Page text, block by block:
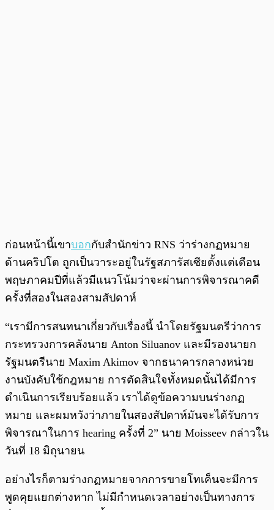
ก่อนหน้านี้เขาบอกกับสำนักข่าว RNS ว่าร่างกฏหมาย
ด้านคริปโต ถูกเป็นวาระอยู่ในรัฐสภารัสเซียตั้งแต่เดือน
พฤษภาคมปีที่แล้วมีแนวโน้มว่าจะผ่านการพิจารณาคดี
ครั้งที่สองในสองสามสัปดาห์
“เรามีการสนทนาเกี่ยวกับเรื่องนี้ นำโดยรัฐมนตรีว่าการ
กระทรวงการคลังนาย Anton Siluanov และมีรองนายก
รัฐมนตรีนาย Maxim Akimov จากธนาคารกลางหน่วย
งานบังคับใช้กฎหมาย การตัดสินใจทั้งหมดนั้นได้มีการ
ดำเนินการเรียบร้อยแล้ว เราได้ดูข้อความบนร่างกฏ
หมาย และผมหวังว่าภายในสองสัปดาห์มันจะได้รับการ
พิจารณาในการ hearing ครั้งที่ 2” นาย Moisseev กล่าวใน
วันที่ 18 มิถุนายน
อย่างไรก็ตามร่างกฏหมายจากการขายโทเค็นจะมีการ
พูดคุยแยกต่างหาก ไม่มีกำหนดเวลาอย่างเป็นทางการ